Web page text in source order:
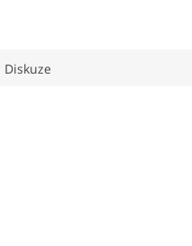
Diskuze